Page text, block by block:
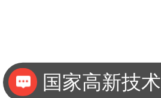
专注加固改